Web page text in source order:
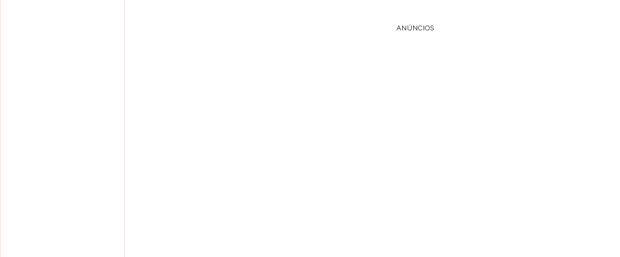
ANÚNCIOS